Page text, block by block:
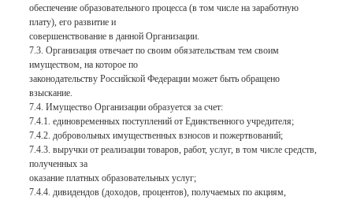
обеспечение образовательного процесса (в том числе на заработную
плату), его развитие и
совершенствование в данной Организации.
7.3. Организация отвечает по своим обязательствам тем своим
имуществом, на которое по
законодательству Российской Федерации может быть обращено
взыскание.
7.4. Имущество Организации образуется за счет:
7.4.1. единовременных поступлений от Единственного учредителя;
7.4.2. добровольных имущественных взносов и пожертвований;
7.4.3. выручки от реализации товаров, работ, услуг, в том числе средств,
полученных за
оказание платных образовательных услуг;
7.4.4. дивидендов (доходов, процентов), получаемых по акциям,